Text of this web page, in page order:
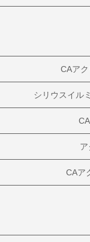
CAア
シリウスイル
CAア